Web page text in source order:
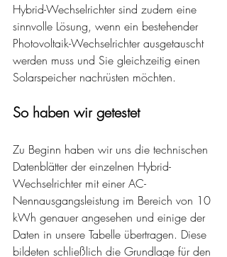
Hybrid-Wechselrichter sind zudem eine
sinnvolle Lösung, wenn ein bestehender
Photovoltaik-Wechselrichter ausgetauscht
werden muss und Sie gleichzeitig einen
Solarspeicher nachrüsten möchten.
So haben wir getestet
Zu Beginn haben wir uns die technischen
Datenblätter der einzelnen Hybrid-
Wechselrichter mit einer AC-
Nennausgangsleistung im Bereich von 10
kWh genauer angesehen und einige der
Daten in unsere Tabelle übertragen. Diese
bildeten schließlich die Grundlage für den